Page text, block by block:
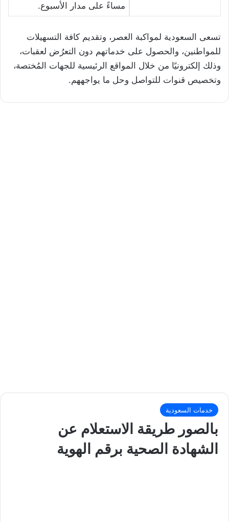
مساءً على مدار الأسبوع.
تسعى السعودية لمواكبة العصر، وتقديم كافة التسهيلات
للمواطنين، والحصول على خدماتهم دون التعرُض لعقبات،
وذلك إلكترونيًا من خلال المواقع الرئيسية للجهات المُختصة،
وتخصيص قنوات للتواصل وحل ما يواجههم.